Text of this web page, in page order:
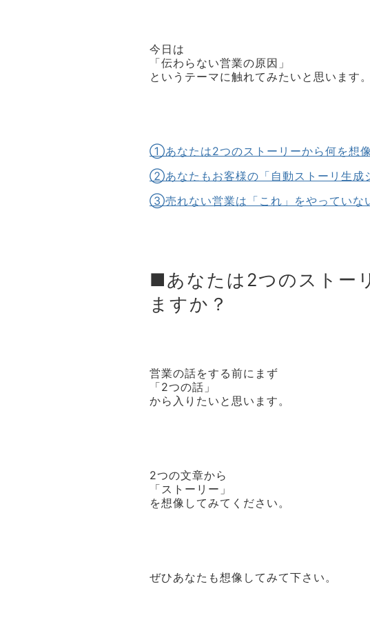
今日は
「伝わらない営業の原因」
というテーマに触れてみたいと思います。
①あなたは2つのストーリーから何を想
②あなたもお客様の「自動ストーリ生成
③売れない営業は「これ」をやっていな
■あなたは2つのストー
ますか？
営業の話をする前にまず
「2つの話」
から入りたいと思います。
2つの文章から
「ストーリー」
を想像してみてください。
ぜひあなたも想像してみて下さい。